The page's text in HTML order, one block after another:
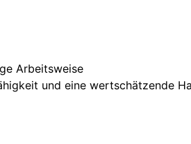
Arbeitsweise
und eine wertschätzende